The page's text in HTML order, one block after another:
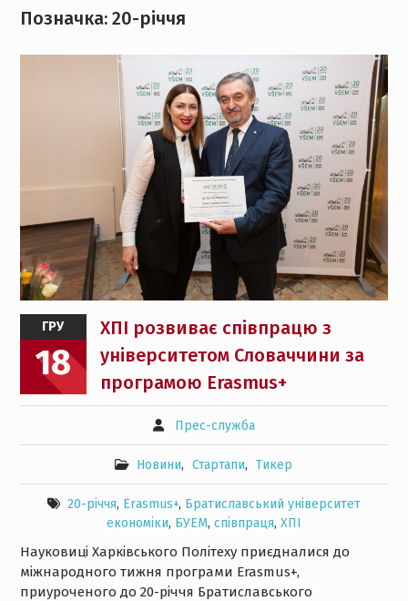
Позначка: 20-річчя
ГРУ
18
ХПІ розвиває співпрацю з
університетом Словаччини за
програмою Erasmus+
Прес-служба
Новини, Стартапи, Тикер
20-річчя, Erasmus+, Братиславський університет
економіки, БУЕМ, співпраця, ХПІ
Науковиці Харківського Політеху приєдналися до
міжнародного тижня програми Erasmus+,
приуроченого до 20-річчя Братиславського